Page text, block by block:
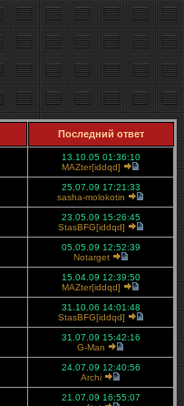
Последний ответ
13.10.05 01:36:10
MAZter[iddqd]
25.07.09 17:21:33
sasha-molokotin
23.05.09 15:26:45
StasBFG[iddqd]
05.05.09 12:52:39
Notarget
15.04.09 12:39:50
MAZter[iddqd]
31.10.06 14:01:48
StasBFG[iddqd]
31.07.09 15:42:16
G-Man
24.07.09 12:40:56
Archi
21.07.09 16:55:07